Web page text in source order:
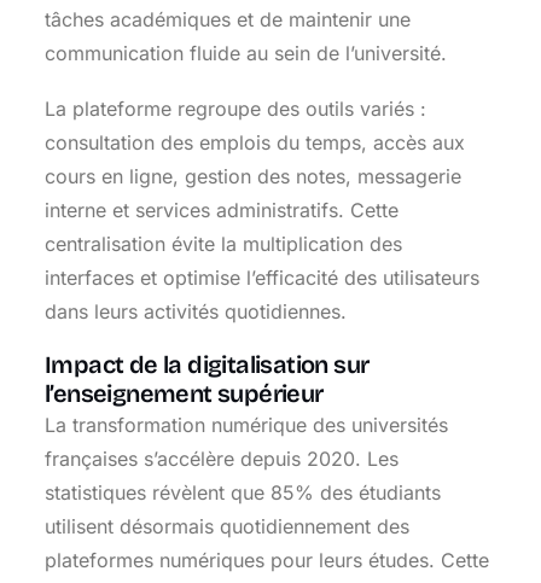
tâches académiques et de maintenir une
communication fluide au sein de l’université.
La plateforme regroupe des outils variés :
consultation des emplois du temps, accès aux
cours en ligne, gestion des notes, messagerie
interne et services administratifs. Cette
centralisation évite la multiplication des
interfaces et optimise l’efficacité des utilisateurs
dans leurs activités quotidiennes.
Impact de la digitalisation sur
l’enseignement supérieur
La transformation numérique des universités
françaises s’accélère depuis 2020. Les
statistiques révèlent que 85% des étudiants
utilisent désormais quotidiennement des
plateformes numériques pour leurs études. Cette